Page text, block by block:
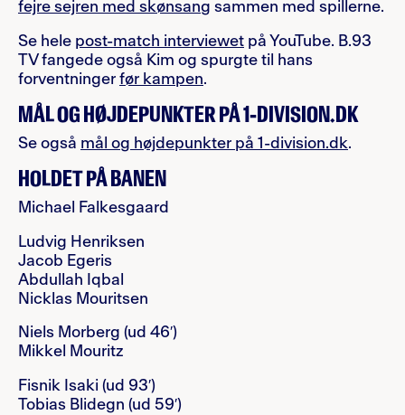
fejre sejren med skønsang sammen med spillerne.
Se hele post-match interviewet på YouTube. B.93
TV fangede også Kim og spurgte til hans
forventninger før kampen.
MÅL OG HØJDEPUNKTER PÅ 1-DIVISION.DK
Se også mål og højdepunkter på 1-division.dk.
HOLDET PÅ BANEN
Michael Falkesgaard
Ludvig Henriksen
Jacob Egeris
Abdullah Iqbal
Nicklas Mouritsen
Niels Morberg (ud 46′)
Mikkel Mouritz
Fisnik Isaki (ud 93′)
Tobias Blidegn (ud 59′)